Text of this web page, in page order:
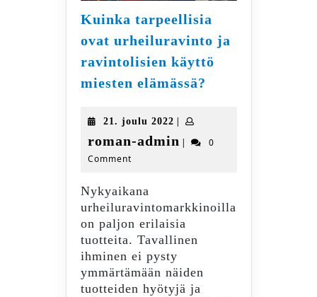
Kuinka tarpeellisia
ovat urheiluravinto ja
ravintolisien käyttö
miesten elämässä?
ja
elämässä?
21. joulu 202221.
joulu
|
roman-admin roman-
|
0
Comment
Nykyaikana
urheiluravintomarkkinoilla
on paljon erilaisia
tuotteita. Tavallinen
ihminen ei pysty
ymmärtämään näiden
tuotteiden hyötyjä ja